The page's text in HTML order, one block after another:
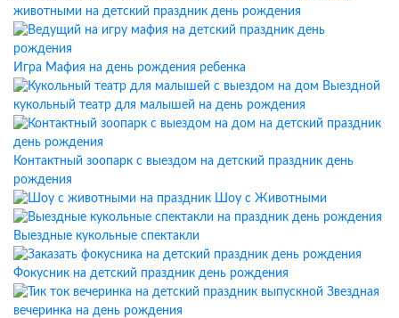
животными на детский праздник день рождения
Игра Мафия на день рождения ребенка
Выездной
кукольный театр для малышей на день рождения
Контактный зоопарк с выездом на детский праздник день
рождения
Шоу с Животными
Выездные кукольные спектакли
Фокусник на детский праздник день рождения
Звездная
вечеринка на день рождения